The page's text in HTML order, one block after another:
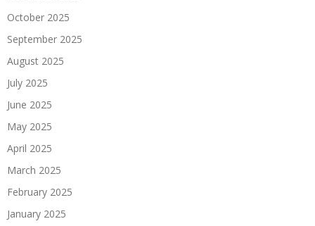
October 2025
September 2025
August 2025
July 2025
June 2025
May 2025
April 2025
March 2025
February 2025
January 2025